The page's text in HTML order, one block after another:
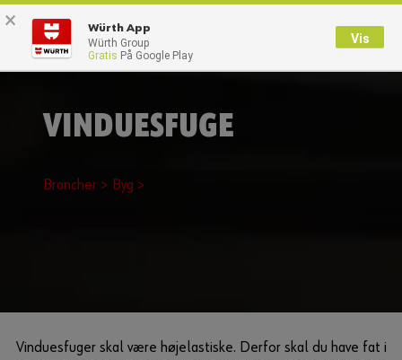
Husk login data
VINDUESFUGE
Brancher > Byg >
Vinduesfuger skal være højelastiske. Derfor skal du have fat i
× Würth App
Würth Group
Gratis På Google Play
Vis